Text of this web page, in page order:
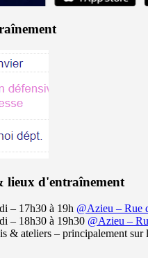
lieux d'entraînement
– 17h30 à 19h @Azieu – Rue
– 18h30 à 19h30 @Azieu –
& ateliers – principalement sur